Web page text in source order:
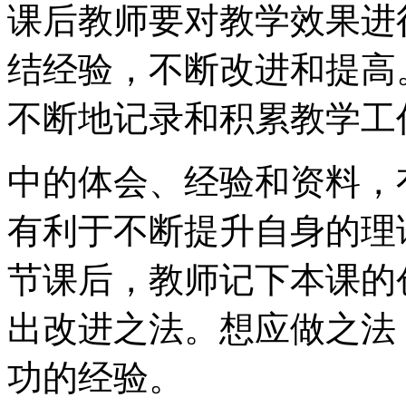
课后教师要对教学效果
结经验，不断改进和提
不断地记录和积累教学工
中的体会、经验和资料
有利于不断提升自身的
节课后，教师记下本课
出改进之法。想应做之
功的经验。